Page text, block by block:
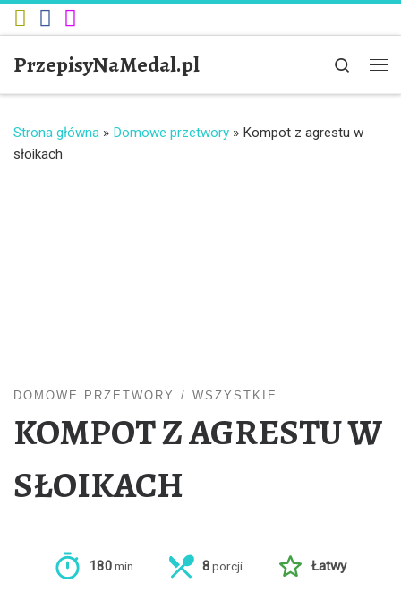
Przejdź do treści
PrzepisyNaMedal.pl
Search
Strona główna » Domowe przetwory » Kompot z agrestu w
słoikach
DOMOWE PRZETWORY WSZYSTKIE
KOMPOT Z AGRESTU W
SŁOIKACH
180min 8porcji Łatwy